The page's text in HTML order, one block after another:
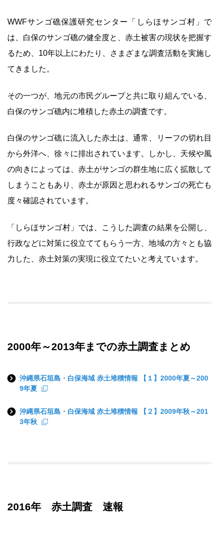
WWFサンゴ礁保護研究センター「しらほサンゴ村」で
は、白保のサンゴ礁の健全度と、赤土被害の現状を把握す
るため、10年以上にわたり、さまざまな調査活動を実施し
てきました。
その一つが、地元の市民グループと共に取り組んでいる、
白保のサンゴ礁内に堆積した赤土の調査です。
白保のサンゴ礁に流入した赤土は、通常、リーフの切れ目
から外洋へ、徐々に排出されています。しかし、天候や風
の向きによっては、赤土がサンゴの群生地に広く拡散して
しまうこともあり、赤土が原因と思われるサンゴの死亡も
度々確認されています。
「しらほサンゴ村」では、こうした調査の結果を公開し、
行政などに対策に役立ててもらう一方、地域の方々とも協
力した、赤土対策の実現に役立てたいと考えています。
2000年～2013年までの赤土調査まとめ
沖縄県石垣島・白保海域 赤土堆積情報 【１】2000年夏～200
9年夏
沖縄県石垣島・白保海域 赤土堆積情報 【２】2009年秋～201
3年秋
2016年 赤土調査 速報